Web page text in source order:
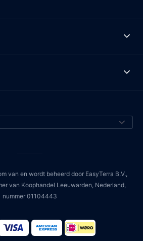
van en wordt beheerd door EasyTerra B.V.,
van Koophandel Leeuwarden, Nederland,
nummer 01104443